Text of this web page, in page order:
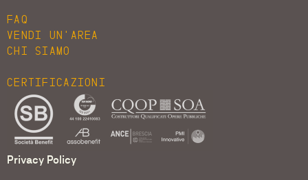
FAQ
VENDI UN'AREA
CHI SIAMO
CERTIFICAZIONI
Privacy Policy